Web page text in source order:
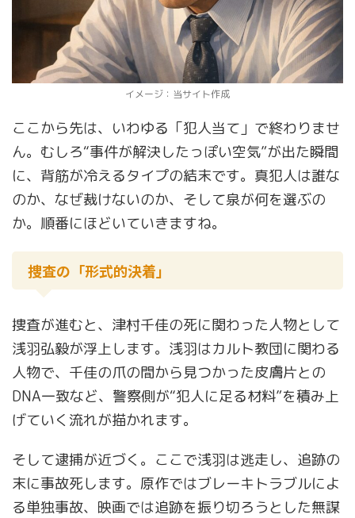
イメージ：当サイト作成
ここから先は、いわゆる「犯人当て」で終わりませ
ん。むしろ“事件が解決したっぽい空気”が出た瞬間
に、背筋が冷えるタイプの結末です。真犯人は誰な
のか、なぜ裁けないのか、そして泉が何を選ぶの
か。順番にほどいていきますね。
捜査の「形式的決着」
捜査が進むと、津村千佳の死に関わった人物として
浅羽弘毅が浮上します。浅羽はカルト教団に関わる
人物で、千佳の爪の間から見つかった皮膚片との
DNA一致など、警察側が“犯人に足る材料”を積み上
げていく流れが描かれます。
そして逮捕が近づく。ここで浅羽は逃走し、追跡の
末に事故死します。原作ではブレーキトラブルによ
る単独事故、映画では追跡を振り切ろうとした無謀